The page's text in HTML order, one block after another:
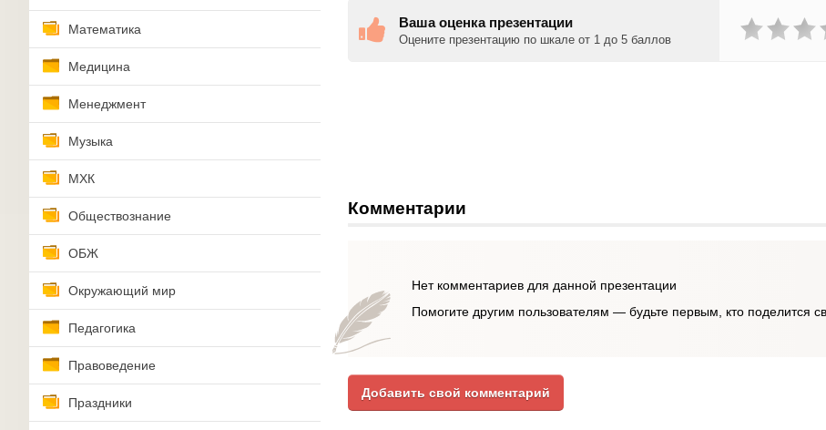
Математика
Медицина
Менеджмент
Музыка
МХК
Обществознание
ОБЖ
Окружающий мир
Педагогика
Правоведение
Праздники
Ваша оценка презентации
Оцените презентацию по шкале от 1 до 5 баллов
Комментарии
Нет комментариев для данной презентации
Помогите другим пользователям — будьте первым, кто поделится
Добавить свой комментарий